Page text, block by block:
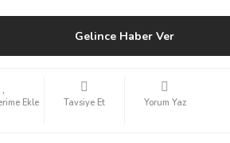
Gelince Haber Ver
Tavsiye Et Yorum Yaz